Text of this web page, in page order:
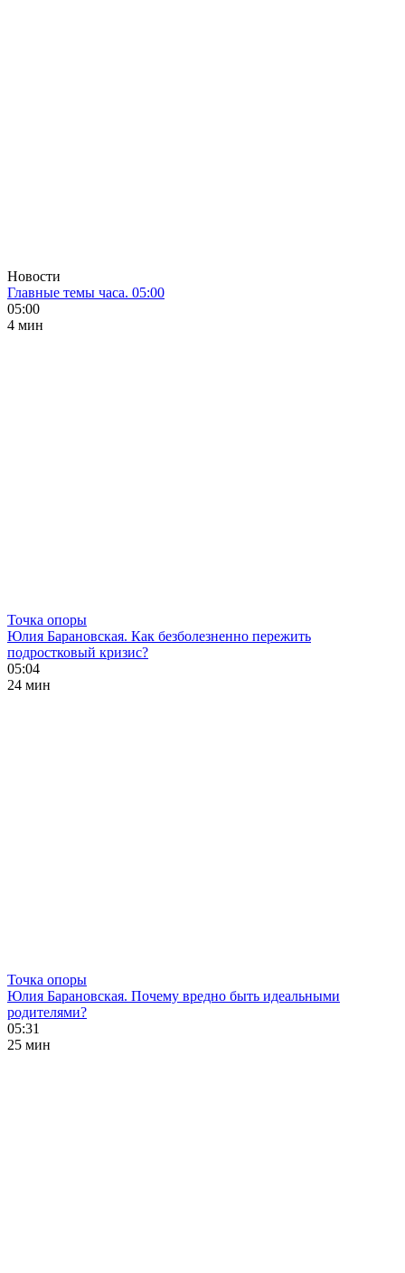
Новости
Главные темы часа. 05:00
05:00
4 мин
Точка опоры
Юлия Барановская. Как безболезненно пережить
подростковый кризис?
05:04
24 мин
Точка опоры
Юлия Барановская. Почему вредно быть идеальными
родителями?
05:31
25 мин